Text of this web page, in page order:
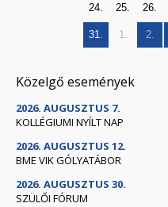
24. 25. 26.
31. 1. 2.
Közelgő események
2026. AUGUSZTUS 7.
KOLLÉGIUMI NYÍLT NAP
2026. AUGUSZTUS 12.
BME VIK GÓLYATÁBOR
2026. AUGUSZTUS 30.
SZÜLŐI FÓRUM